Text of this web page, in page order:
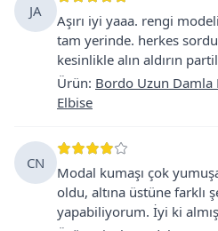
JA
Aşırı iyi yaaa. rengi
tam yerinde. herkes
kesinlikle alın aldırın
Ürün: Bordo Uzun Damla
Elbise
CN
Modal kumaşı çok
oldu, altına üstüne farklı
yapabiliyorum. İyi ki